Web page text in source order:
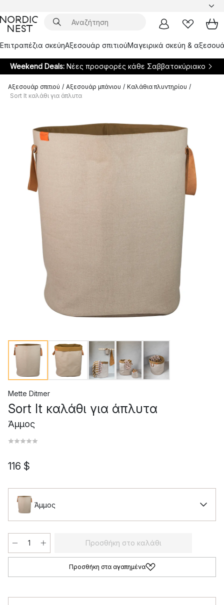
Επιτραπέζια σκεύηΑξεσουάρ σπιτιούΜαγειρικά σκεύη &
Weekend Deals: Νέες προσφορές κάθε Σαββατοκύριακο
Αξεσουάρ σπιτιού / Αξεσουάρ μπάνιου / Καλάθια πλυντηρίου /
Sort It καλάθι για άπλυτα
Mette Ditmer
Sort It καλάθι για άπλυτα
Άμμος
116 $
Άμμος
Προσθήκη στο καλάθι
Προσθήκη στα αγαπημένα